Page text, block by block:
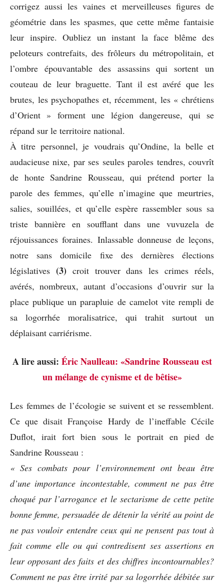
corrigez aussi les vaines et merveilleuses figures de
géométrie dans les spasmes, que cette même fantaisie
leur inspire. Oubliez un instant la face blême des
peloteurs contrefaits, des frôleurs du métropolitain, et
l’ombre épouvantable des assassins qui sortent un
couteau de leur braguette. Tant il est avéré que les
brutes, les psychopathes et, récemment, les « chrétiens
d’Orient » forment une légion dangereuse, qui se
répand sur le territoire national.
À titre personnel, je voudrais qu’Ondine, la belle et
audacieuse nixe, par ses seules paroles tendres, couvrît
de honte Sandrine Rousseau, qui prétend porter la
parole des femmes, qu’elle n’imagine que meurtries,
salies, souillées, et qu’elle espère rassembler sous sa
triste bannière en soufflant dans une vuvuzela de
réjouissances foraines. Inlassable donneuse de leçons,
notre sans domicile fixe des dernières élections
législatives (3) croit trouver dans les crimes réels,
avérés, nombreux, autant d’occasions d’ouvrir sur la
place publique un parapluie de camelot vite rempli de
sa logorrhée moralisatrice, qui trahit surtout un
déplaisant carriérisme.
A lire aussi: Éric Naulleau: «Sandrine Rousseau est
un mélange de cynisme et de bêtise»
Les femmes de l’écologie se suivent et se ressemblent.
Ce que disait Françoise Hardy de l’ineffable Cécile
Duflot, irait fort bien sous le portrait en pied de
Sandrine Rousseau :
« Ses combats pour l’environnement ont beau être
d’une importance incontestable, comment ne pas être
choqué par l’arrogance et le sectarisme de cette petite
bonne femme, persuadée de détenir la vérité au point de
ne pas vouloir entendre ceux qui ne pensent pas tout à
fait comme elle ou qui contredisent ses assertions en
leur opposant des faits et des chiffres incontournables?
Comment ne pas être irrité par sa logorrhée débitée sur